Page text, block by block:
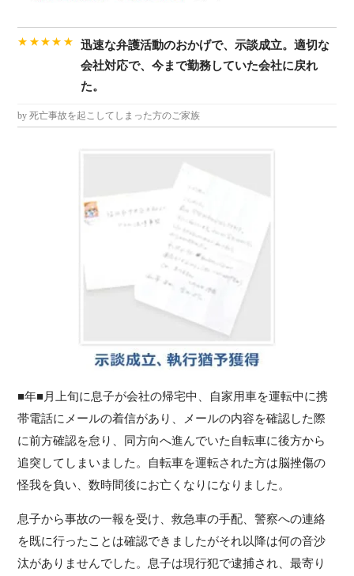
迅速な弁護活動のおかげで、示談成立。適切な
会社対応で、今まで勤務していた会社に戻れ
た。
by 死亡事故を起こしてしまった方のご家族
★★★★★
■年■月上旬に息子が会社の帰宅中、自家用車を運転中に携
帯電話にメールの着信があり、メールの内容を確認した際
に前方確認を怠り、同方向へ進んでいた自転車に後方から
追突してしまいました。自転車を運転された方は脳挫傷の
怪我を負い、数時間後にお亡くなりになりました。
息子から事故の一報を受け、救急車の手配、警察への連絡
を既に行ったことは確認できましたがそれ以降は何の音沙
汰がありませんでした。息子は現行犯で逮捕され、最寄り